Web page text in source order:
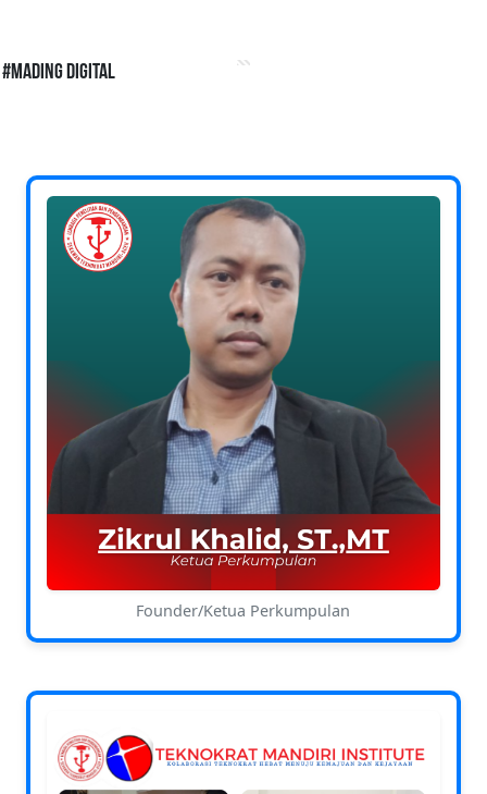
#Mading Digital
Founder/Ketua Perkumpulan